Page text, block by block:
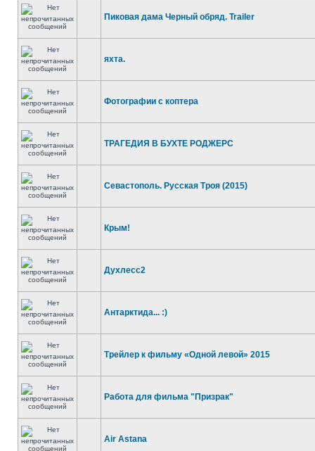
Пиковая дама Черный обряд. Trailer
яхта.
Фотографии с коптера
ТРАГЕДИЯ В БУХТЕ РОДЖЕРС
Севастополь. Русская Троя (2015)
Крым!
Духлесс2
Антарктида... :)
Трейлер к фильму «Одной левой» 2015
Работа для фильма "Призрак"
Air Astana